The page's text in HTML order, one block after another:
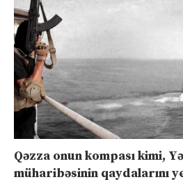
Qəzza onun kompası kimi,
müharibəsinin qaydalarını